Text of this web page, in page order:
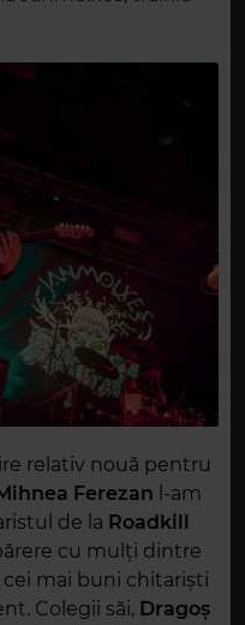
relativ nouă pentru
Ferezan l-am
de la Roadkill
cu mulți dintre
mai buni chitariști
Colegii săi, Dragoș